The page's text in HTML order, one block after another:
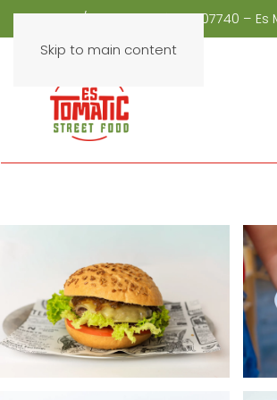
Skip to main content
C/ Mestre Garí , 4 – 07740 – Es
+